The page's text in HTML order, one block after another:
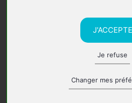
J'ACCEPTE
Je refuse
Changer mes